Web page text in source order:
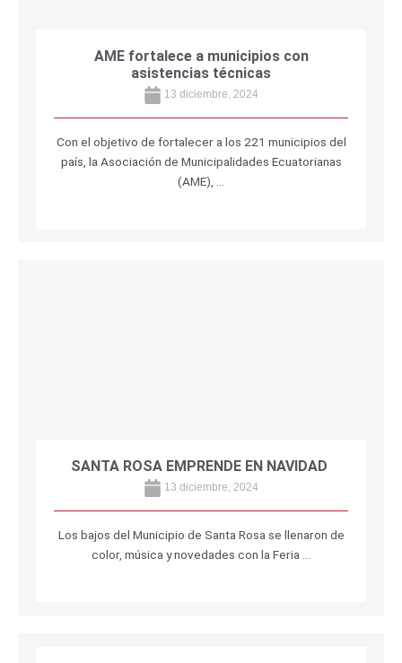
AME fortalece a municipios con
asistencias técnicas
13 diciembre, 2024
Con el objetivo de fortalecer a los 221 municipios del
país, la Asociación de Municipalidades Ecuatorianas
(AME), …
SANTA ROSA EMPRENDE EN NAVIDAD
13 diciembre, 2024
Los bajos del Municipio de Santa Rosa se llenaron de
color, música y novedades con la Feria …